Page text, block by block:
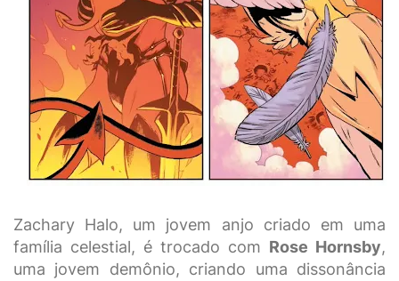
Zachary Halo, um jovem anjo criado em uma
família celestial, é trocado com Rose Hornsby,
uma jovem demônio, criando uma dissonância